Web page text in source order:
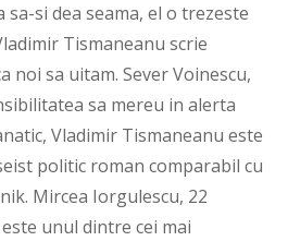
si dea seama, el o trezeste
Tismaneanu scrie
noi sa uitam. Sever Voinescu,
sa mereu in alerta
Vladimir Tismaneanu este
politic roman comparabil cu
Mircea Iorgulescu, 22
unul dintre cei mai